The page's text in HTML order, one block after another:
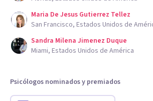
Maria De Jesus Gutierrez Tellez
San Francisco, Estados Unidos de
Sandra Milena Jimenez Duque
Miami, Estados Unidos de América
Psicólogos nominados y premiados